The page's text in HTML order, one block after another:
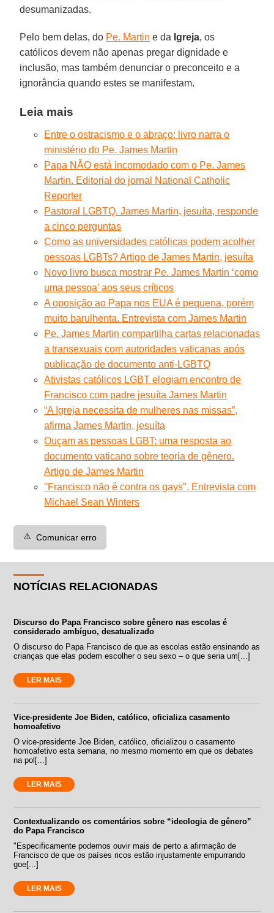
desumanizadas.
Pelo bem delas, do Pe. Martin e da Igreja, os
católicos devem não apenas pregar dignidade e
inclusão, mas também denunciar o preconceito e a
ignorância quando estes se manifestam.
Leia mais
Entre o ostracismo e o abraço: livro narra o
ministério do Pe. James Martin
Papa NÃO está incomodado com o Pe. James
Martin. Editorial do jornal National Catholic
Reporter
Pastoral LGBTQ. James Martin, jesuíta, responde
a cinco perguntas
Como as universidades católicas podem acolher
pessoas LGBTs? Artigo de James Martin, jesuíta
Novo livro busca mostrar Pe. James Martin ‘como
uma pessoa’ aos seus críticos
A oposição ao Papa nos EUA é pequena, porém
muito barulhenta. Entrevista com James Martin
Pe. James Martin compartilha cartas relacionadas
a transexuais com autoridades vaticanas após
publicação de documento anti-LGBTQ
Ativistas católicos LGBT elogiam encontro de
Francisco com padre jesuíta James Martin
“A Igreja necessita de mulheres nas missas”,
afirma James Martin, jesuíta
Ouçam as pessoas LGBT: uma resposta ao
documento vaticano sobre teoria de gênero.
Artigo de James Martin
''Francisco não é contra os gays''. Entrevista com
Michael Sean Winters
⚠️ Comunicar erro
NOTÍCIAS RELACIONADAS
Discurso do Papa Francisco sobre gênero nas escolas é
considerado ambíguo, desatualizado
O discurso do Papa Francisco de que as escolas estão ensinando as
crianças que elas podem escolher o seu sexo – o que seria um[...]
LER MAIS
Vice-presidente Joe Biden, católico, oficializa casamento
homoafetivo
O vice-presidente Joe Biden, católico, oficializou o casamento
homoafetivo esta semana, no mesmo momento em que os debates
na pol[...]
LER MAIS
Contextualizando os comentários sobre “ideologia de gênero”
do Papa Francisco
"Especificamente podemos ouvir mais de perto a afirmação de
Francisco de que os países ricos estão injustamente empurrando
goe[...]
LER MAIS